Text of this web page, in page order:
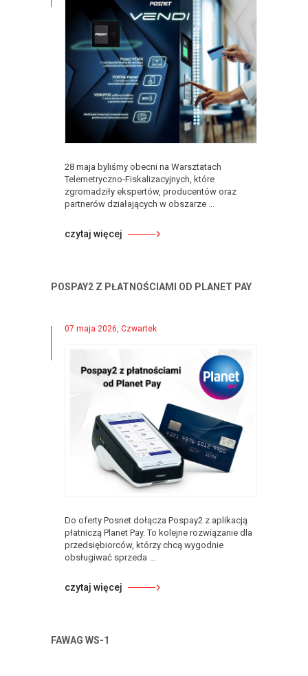
28 maja byliśmy obecni na Warsztatach
Telemetryczno‑Fiskalizacyjnych, które
zgromadziły ekspertów, producentów oraz
partnerów działających w obszarze ...
czytaj więcej
POSPAY2 Z PŁATNOŚCIAMI OD PLANET PAY
07 maja 2026, Czwartek
Do oferty Posnet dołącza Pospay2 z aplikacją
płatniczą Planet Pay. To kolejne rozwiązanie dla
przedsiębiorców, którzy chcą wygodnie
obsługiwać sprzeda ...
czytaj więcej
FAWAG WS-1